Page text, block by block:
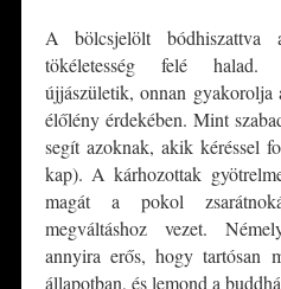
A bölcsjelölt bódhiszattva
tökéletesség felé halad.
újjászületik, onnan gyakorolja
élőlény érdekében. Mint
segít azoknak, akik kéréssel
kap). A kárhozottak
magát a pokol
megváltáshoz vezet.
annyira erős, hogy tartósan
állapotban, és lemond a